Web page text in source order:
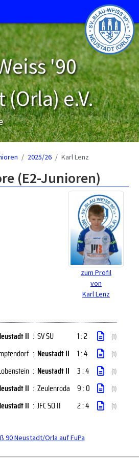
'90
e.V.
2025/26 Karl Lenz
(E2-Junioren)
zum Profil
von
Karl Lenz
II : SV SU 1 : 2 (1)
: Neustadt II 1 : 4 (1)
: Neustadt II 3 : 4 (1)
II : Zeulenroda 9 : 0 (1)
II : JFC SO II 2 : 4 (1)
90 Neustadt/Orla auf FuPa